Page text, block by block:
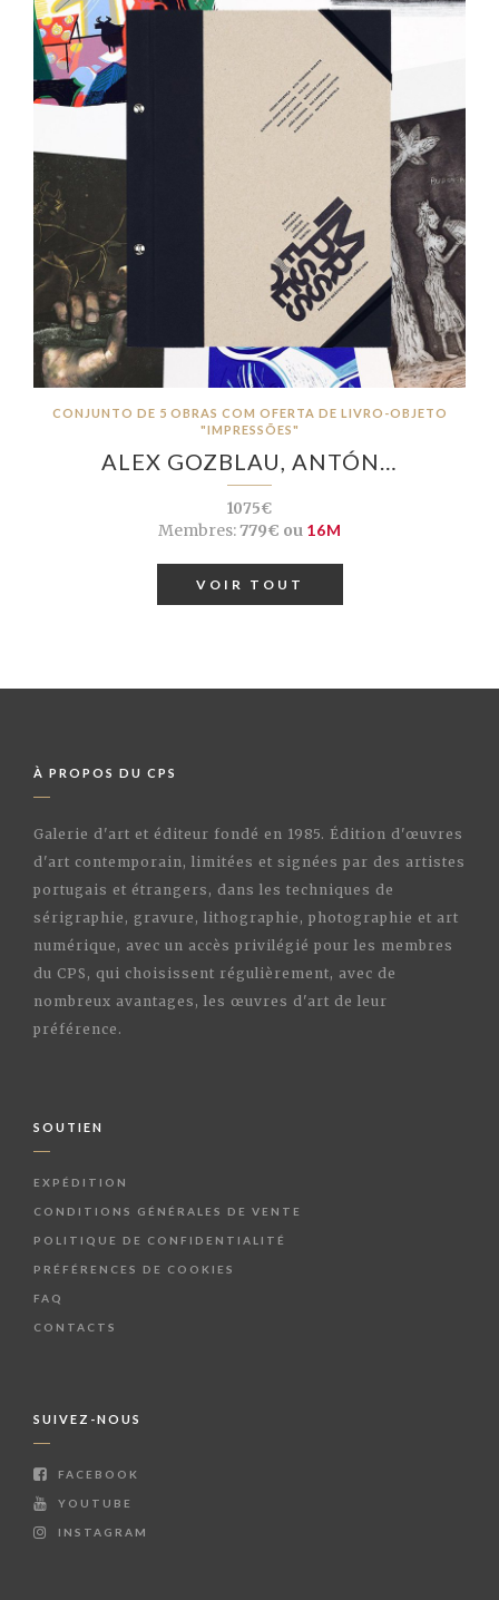
CONJUNTO DE 5 OBRAS COM OFERTA DE LIVRO-OBJETO
"IMPRESSÕES"
ALEX GOZBLAU, ANTÓN…
1075€
Membres:779€ ou 16M
VOIR TOUT
À PROPOS DU CPS
Galerie d'art et éditeur fondé en 1985. Édition d'œuvres
d'art contemporain, limitées et signées par des artistes
portugais et étrangers, dans les techniques de
sérigraphie, gravure, lithographie, photographie et art
numérique, avec un accès privilégié pour les membres
du CPS, qui choisissent régulièrement, avec de
nombreux avantages, les œuvres d'art de leur
préférence.
SOUTIEN
EXPÉDITION
CONDITIONS GÉNÉRALES DE VENTE
POLITIQUE DE CONFIDENTIALITÉ
PRÉFÉRENCES DE COOKIES
FAQ
CONTACTS
SUIVEZ-NOUS
FACEBOOK
YOUTUBE
INSTAGRAM